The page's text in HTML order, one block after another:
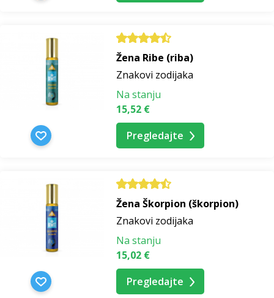
Žena Ribe (riba)
Znakovi zodijaka
Na stanju
15,52 €
Pregledajte
Žena Škorpion (škorpion)
Znakovi zodijaka
Na stanju
15,02 €
Pregledajte